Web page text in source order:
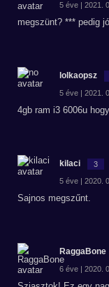
5 éve | 2021.
megszünt? *** pedig
lolkaopsz
5 éve | 2021.
4gb ram i3 6006u
kilaci 3
5 éve | 2020.
Sajnos megszűnt.
RaggaBone
6 éve | 2020.